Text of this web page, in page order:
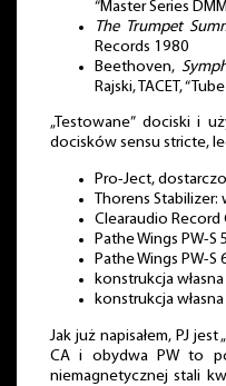
“Master Series
The Trumpet
Records 1980
Beethoven,
Rajski, TACET,
„Testowane” dociski i
docisków sensu stricte,
Pro-Ject,
Thorens Stabilizer:
Clearaudio Record
Pathe Wings PW-S
Pathe Wings PW-S
konstrukcja
konstrukcja
Jak już napisałem, PJ
CA i obydwa PW to
niemagnetycznej stali